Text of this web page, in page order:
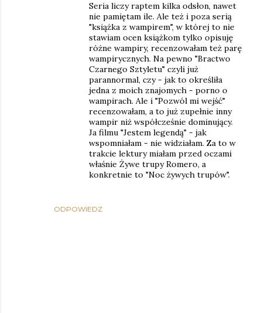
ODPOWIEDZ
Seria liczy raptem kilka odsłon, nawet
nie pamiętam ile. Ale też i poza serią
"książka z wampirem", w której to nie
stawiam ocen książkom tylko opisuję
różne wampiry, recenzowałam też parę
wampirycznych. Na pewno "Bractwo
Czarnego Sztyletu" czyli już
parannormal, czy - jak to określiła
jedna z moich znajomych - porno o
wampirach. Ale i "Pozwól mi wejść"
recenzowałam, a to już zupełnie inny
wampir niż współcześnie dominujący.
Ja filmu "Jestem legendą" - jak
wspomniałam - nie widziałam. Za to w
trakcie lektury miałam przed oczami
właśnie Żywe trupy Romero, a
konkretnie to "Noc żywych trupów".